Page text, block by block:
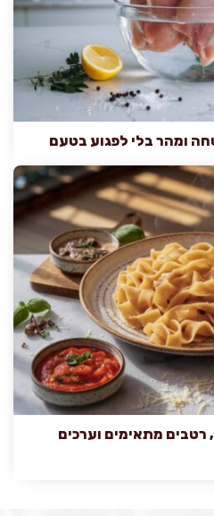
ומהר בלי לפגוע בטעם
רטבים מתאימים וערכים